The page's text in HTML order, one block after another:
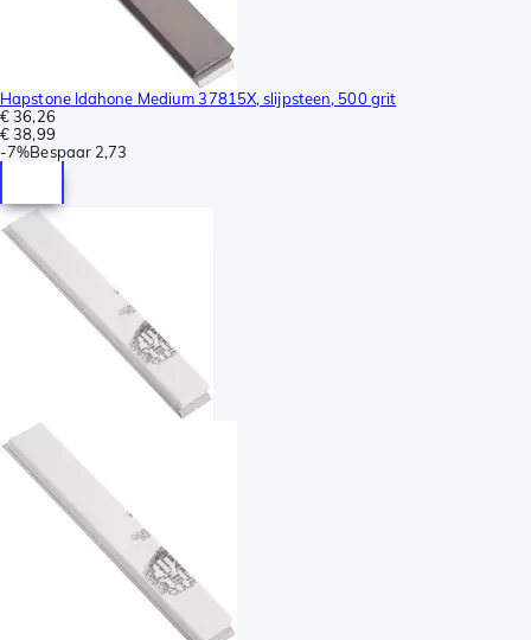
Hapstone Idahone Medium 37815X, slijpsteen, 500 grit
€ 36,26
€ 38,99
-7%Bespaar 2,73